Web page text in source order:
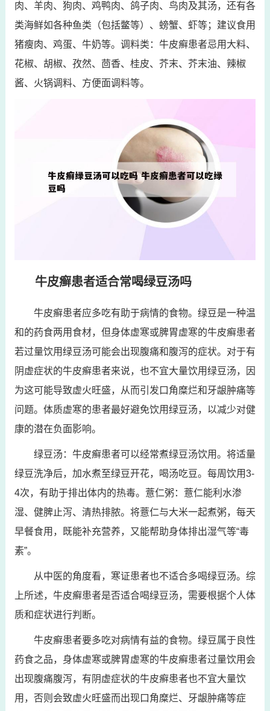
肉、羊肉、狗肉、鸡鸭肉、鸽子肉、鸟肉及其汤，还有各
类海鲜如各种鱼类（包括鳖等）、螃蟹、虾等；建议食用
猪瘦肉、鸡蛋、牛奶等。调料类：牛皮癣患者忌用大料、
花椒、胡椒、孜然、茴香、桂皮、芥末、芥末油、辣椒
酱、火锅调料、方便面调料等。
牛皮癣患者适合常喝绿豆汤吗
牛皮癣患者应多吃有助于病情的食物。绿豆是一种温
和的药食两用食材，但身体虚寒或脾胃虚寒的牛皮癣患者
若过量饮用绿豆汤可能会出现腹痛和腹泻的症状。对于有
阴虚症状的牛皮癣患者来说，也不宜大量饮用绿豆汤，因
为这可能导致虚火旺盛，从而引发口角糜烂和牙龈肿痛等
问题。体质虚寒的患者最好避免饮用绿豆汤，以减少对健
康的潜在负面影响。
绿豆汤：牛皮癣患者可以经常煮绿豆汤饮用。将适量
绿豆洗净后，加水煮至绿豆开花，喝汤吃豆。每周饮用3-
4次，有助于排出体内的热毒。薏仁粥：薏仁能利水渗
湿、健脾止泻、清热排脓。将薏仁与大米一起煮粥，每天
早餐食用，既能补充营养，又能帮助身体排出湿气等“毒
素”。
从中医的角度看，寒证患者也不适合多喝绿豆汤。综
上所述，牛皮癣患者是否适合喝绿豆汤，需要根据个人体
质和症状进行判断。
牛皮癣患者要多吃对病情有益的食物。绿豆属于良性
药食之品，身体虚寒或脾胃虚寒的牛皮癣患者过量饮用会
出现腹痛腹泻，有阴虚症状的牛皮癣患者也不宜大量饮
用，否则会致虚火旺盛而出现口角糜烂、牙龈肿痛等症